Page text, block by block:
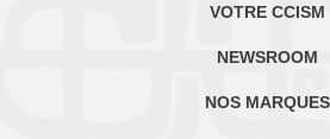
VOTRE CCISM
NEWSROOM
NOS MARQUES